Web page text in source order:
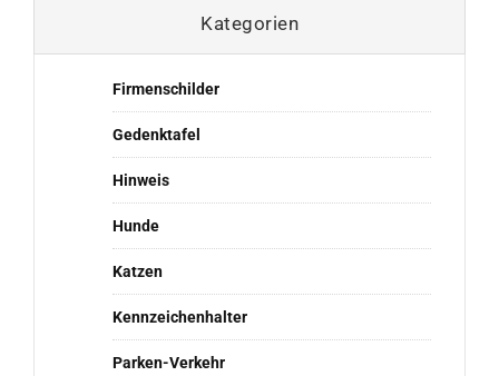
Kategorien
Firmenschilder
Gedenktafel
Hinweis
Hunde
Katzen
Kennzeichenhalter
Parken-Verkehr